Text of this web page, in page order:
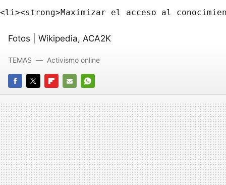
Fotos | Wikipedia, ACA2K
FACEBOOK
TWITTERFLIPBOARD
E-
MAIL
WHATSAPP
TEMAS Activismo online